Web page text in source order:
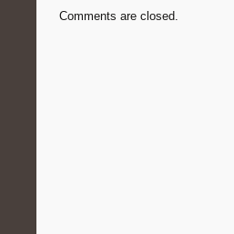
Comments are closed.